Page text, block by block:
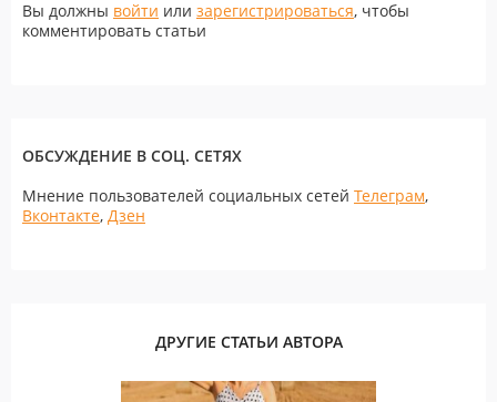
Вы должны войти или зарегистрироваться, чтобы
комментировать статьи
ОБСУЖДЕНИЕ В СОЦ. СЕТЯХ
Мнение пользователей социальных сетей Телеграм,
Вконтакте, Дзен
ДРУГИЕ СТАТЬИ АВТОРА